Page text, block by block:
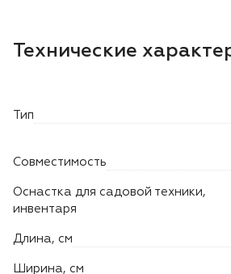
Станки заточные
Высоторезы
Моющие аппараты
Технические
Тип
Совместимость
Оснастка для садовой техники,
инвентаря
Длина, см
Ширина, см